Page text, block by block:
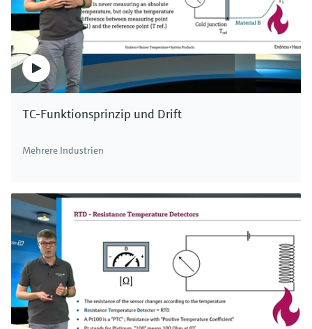
TC-Funktionsprinzip und Drift
Mehrere Industrien